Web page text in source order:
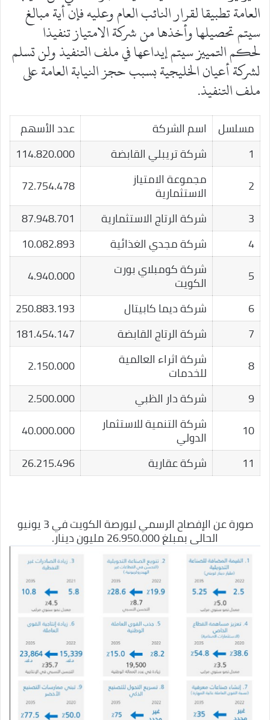
العامة تطبيقا لقرار النائب العام وعليه فإن أية مبالغ
سيتم تحصيلها وأخذها من شركة الامتياز تنفيذا
لحكم التمييز سيتم إيداعها في ملف التنفيذ ولن تسلم
لشركة أعيان الخليجية بسبب حجز النيابة العامة على
ملف التنفيذ.
مسلسل اسم الشركة
عدد الأسهم
1
شركة تريبلي القابضة
114.820.000
2
مجموعة الامتياز
الاستثمارية
72.754.478
3
شركة الرتاج الاستثمارية
87.948.701
4
شركة مجدي الغذائية
10.082.893
5
شركة كومبلاي بورت
الكويت
4.940.000
6
شركة ديما كابيتال
250.883.193
7
شركة الرتاج القابضة
181.454.147
8
شركة اثراء العالمية
للخدمات
2.150.000
9
شركة دار الظبي
2.500.000
10
شركة التنمية للاستثمار
الدولي
40.000.000
11
شركة عقارية 26.215.496
صورة عن الإفصاح الرسمي لبورصة الكويت في 3 يونيو
الحالي بمبلغ 26.950.000 مليون دينار.